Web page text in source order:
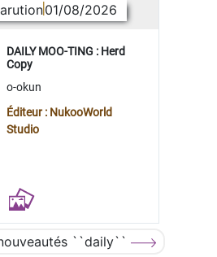
01/08/2026
DAILY MOO-TING : Herd
Copy
o-okun
Éditeur : NukooWorld
Studio
``daily``